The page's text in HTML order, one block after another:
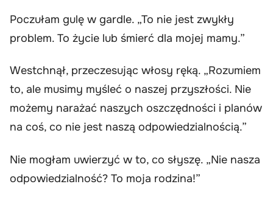
Poczułam gulę w gardle. „To nie jest zwykły
problem. To życie lub śmierć dla mojej mamy.”
Westchnął, przeczesując włosy ręką. „Rozumiem
to, ale musimy myśleć o naszej przyszłości. Nie
możemy narażać naszych oszczędności i planów
na coś, co nie jest naszą odpowiedzialnością.”
Nie mogłam uwierzyć w to, co słyszę. „Nie nasza
odpowiedzialność? To moja rodzina!”